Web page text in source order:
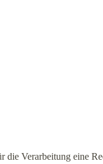
Verarbeitung eine